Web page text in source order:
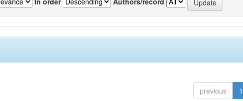
previous 1